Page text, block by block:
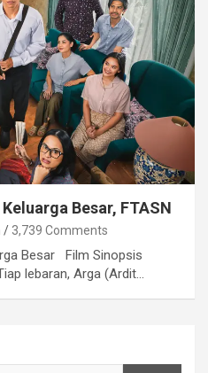
Besar, FTASN
3,739 Comments
Besar Film Sinopsis
lebaran, Arga (Ardit…